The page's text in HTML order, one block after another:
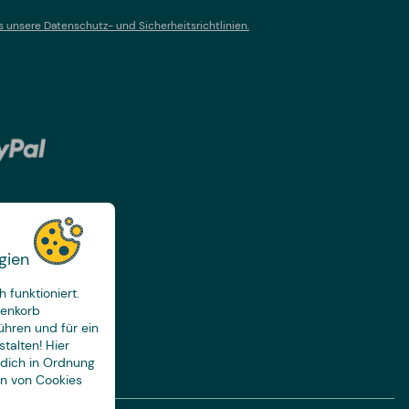
funktioniert.
und für ein
Hier
in Ordnung
von Cookies
unsere Datenschutz- und Sicherheitsrichtlinien.